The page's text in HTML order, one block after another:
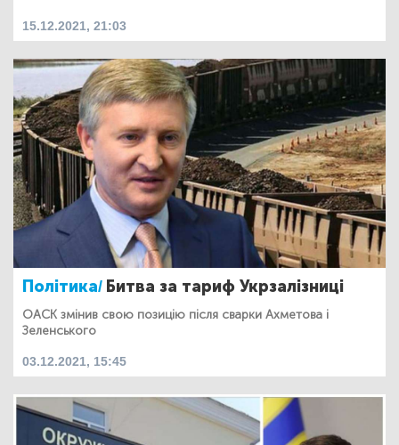
15.12.2021, 21:03
Політика/ Битва за тариф Укрзалізниці
ОАСК змінив свою позицію після сварки Ахметова і
Зеленського
03.12.2021, 15:45